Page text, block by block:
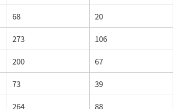
68 20
273 106
200 67
73 39
264 88